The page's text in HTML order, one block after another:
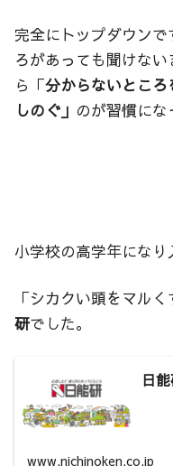
完全にトップダウン
ろがあっても聞けな
ら「分からないとこ
しのぐ」 のが習慣にな
小学校の高学年になり
「シカクい頭をマル
研でした。
日
www.nichinoken.co.jp